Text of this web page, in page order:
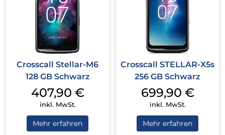
Crosscall Stellar-M6
128 GB Schwarz
407,90 €
inkl. MwSt.
Mehr erfahren
Crosscall STELLAR-X5s
256 GB Schwarz
699,90 €
inkl. MwSt.
Mehr erfahren